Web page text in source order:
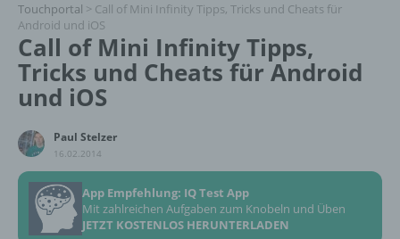
Touchportal > Call of Mini Infinity Tipps, Tricks und Cheats für
Android und iOS
Call of Mini Infinity Tipps,
Tricks und Cheats für Android
und iOS
Paul Stelzer
16.02.2014
App Empfehlung: IQ Test App
Mit zahlreichen Aufgaben zum Knobeln und Üben
JETZT KOSTENLOS HERUNTERLADEN